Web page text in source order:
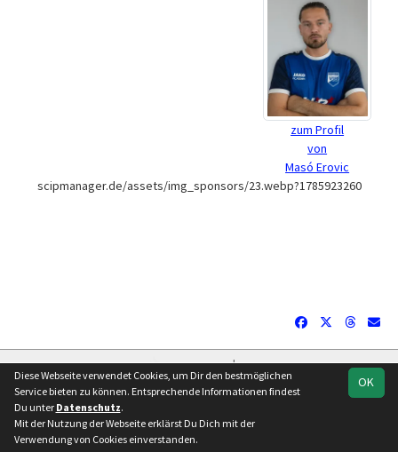
zum Profil
von
Masó Erovic
scipmanager.de/assets/img_sponsors/23.webp?1785923260
soccero.de
© 2006 - 2026
Besucherstatistik
OK
Diese Webseite verwendet Cookies, um Dir den bestmöglichen
Service bieten zu können. Entsprechende Informationen findest
Du unter Datenschutz.
Mit der Nutzung der Webseite erklärst Du Dich mit der
Verwendung von Cookies einverstanden.